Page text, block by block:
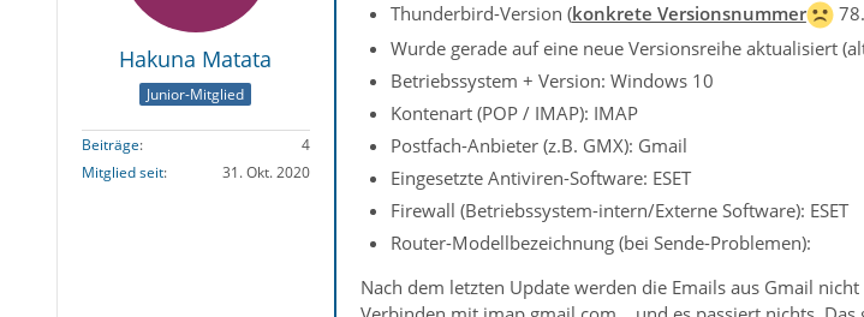
Hakuna Matata
Junior-Mitglied
Beiträge
4
Mitglied seit
31. Okt. 2020
Thunderbird-Version (konkrete Versionsnummer
Wurde gerade auf eine neue Versionsreihe aktualisiert
Betriebssystem + Version: Windows 10
Kontenart (POP / IMAP): IMAP
Postfach-Anbieter (z.B. GMX): Gmail
Eingesetzte Antiviren-Software: ESET
Firewall (Betriebssystem-intern/Externe Software): ESET
Router-Modellbezeichnung (bei Sende-Problemen):
Nach dem letzten Update werden die Emails aus Gmail